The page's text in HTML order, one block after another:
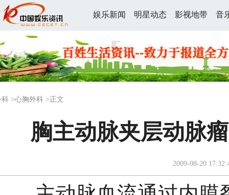
娱乐新闻 明星动态 影视地带 音
科 >心胸外科 >正文
胸主动脉夹层动脉
2009-08-20